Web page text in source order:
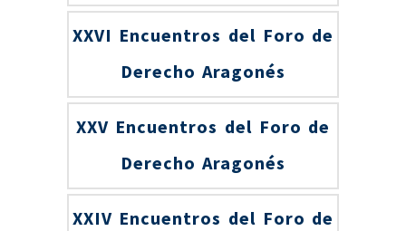
XXVI Encuentros del Foro de
Derecho Aragonés
XXV Encuentros del Foro de
Derecho Aragonés
XXIV Encuentros del Foro de